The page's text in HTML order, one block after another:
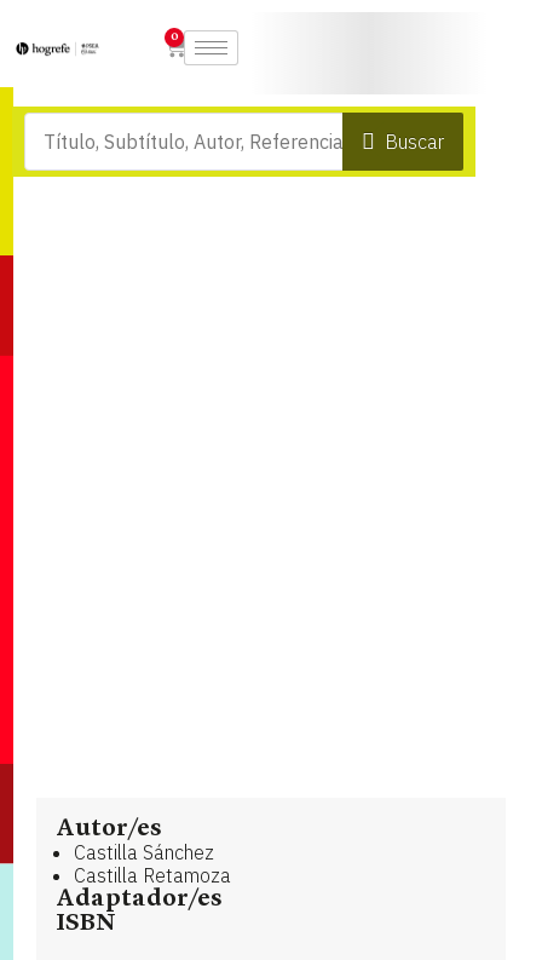
0
Buscar
Autor/es
Castilla Sánchez
Castilla Retamoza
Adaptador/es
ISBN